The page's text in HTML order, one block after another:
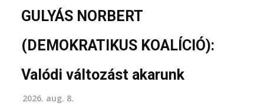
GULYÁS NORBERT
(DEMOKRATIKUS KOALÍCIÓ):
Valódi változást akarunk
2026. aug. 8.